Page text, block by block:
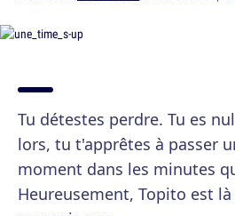
Tu détestes perdre. Tu es
lors, tu t'apprêtes à passer
moment dans les minutes
Heureusement, Topito est